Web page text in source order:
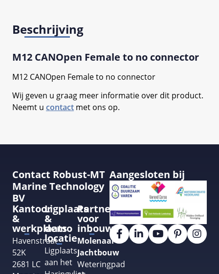
Beschrijving
M12 CANOpen Female to no connector
M12 CANOpen Female to no connector
Wij geven u graag meer informatie over dit product.
Neemt u contact met ons op.
Contact Robust-MT
Marine Technology
BV
Kantoor
&
werkplaats
Havenstraat
52K
2681 LC
Ligplaats
&
demo
locatie
Ligplaats
aan het
Partner
voor
inbouw
Molenaar
Jachtbouw
Weteringpad
Aangesloten bij